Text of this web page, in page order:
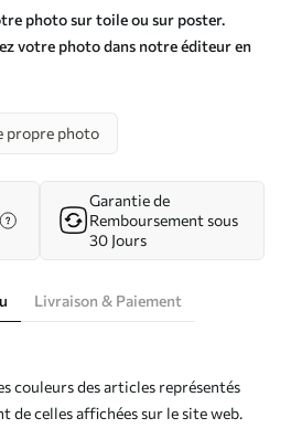
photo sur toile ou sur poster.
votre photo dans notre éditeur en
propre photo
Garantie de
Remboursement sous
30 Jours
Livraison & Paiement
couleurs des articles représentés
de celles affichées sur le site web.